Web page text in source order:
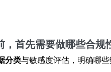
首先需要做哪些合规
分类与敏感度评估，明确哪